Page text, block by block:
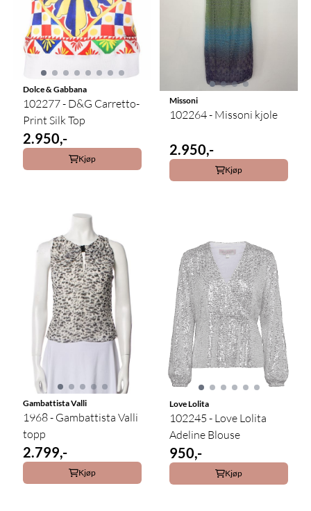
Dolce & Gabbana
102277 - D&G Carretto-
Print Silk Top
2.950,-
Kjøp
Missoni
102264 - Missoni kjole
2.950,-
Kjøp
Gambattista Valli
1968 - Gambattista Valli
topp
2.799,-
Kjøp
Love Lolita
102245 - Love Lolita
Adeline Blouse
950,-
Kjøp